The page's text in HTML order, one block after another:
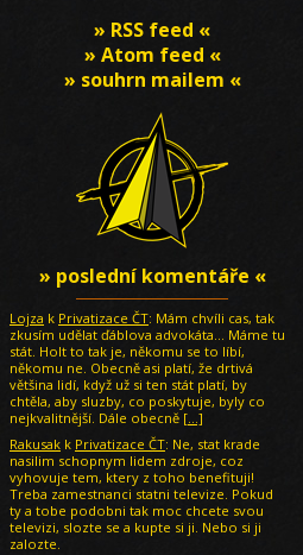
» RSS feed «
» Atom feed «
» souhrn mailem «
» poslední komentáře «
Lojza k Privatizace ČT: Mám chvíli cas, tak
zkusím udělat ďáblova advokáta... Máme tu
stát. Holt to tak je, někomu se to líbí,
někomu ne. Obecně asi platí, že drtivá
většina lidí, když už si ten stát platí, by
chtěla, aby sluzby, co poskytuje, byly co
nejkvalitnější. Dále obecně […]
Rakusak k Privatizace ČT: Ne, stat krade
nasilim schopnym lidem zdroje, coz
vyhovuje tem, ktery z toho benefituji!
Treba zamestnanci statni televize. Pokud
ty a tobe podobni tak moc chcete svou
televizi, slozte se a kupte si ji. Nebo si ji
zalozte.